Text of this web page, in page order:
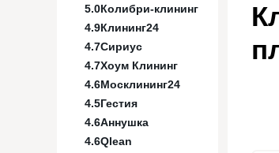
5.0Колибри-клининг
4.9Клининг24
4.7Сириус
4.7Хоум Клининг
4.6Москлининг24
4.5Гестия
4.6Аннушка
4.6Qlean